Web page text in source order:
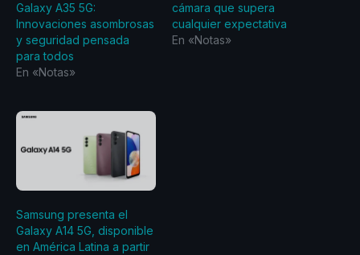
Galaxy A35 5G:
Innovaciones asombrosas
y seguridad pensada
para todos
En «Notas»
cámara que supera
cualquier expectativa
En «Notas»
Samsung presenta el
Galaxy A14 5G, disponible
en América Latina a partir